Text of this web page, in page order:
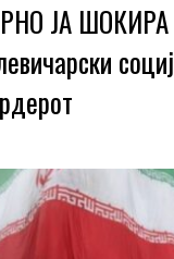
ЈА ШОКИРА